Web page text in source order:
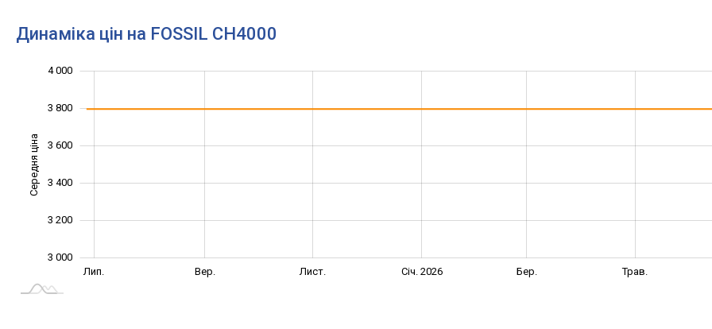
Динаміка цін на FOSSIL CH4000
Середня ціна 3 400
4 000
3 600
3 800
3 200
3 000
Трав.Лип. Вер. Лист. Січ. 2026 Бер. Трав.
Вер.